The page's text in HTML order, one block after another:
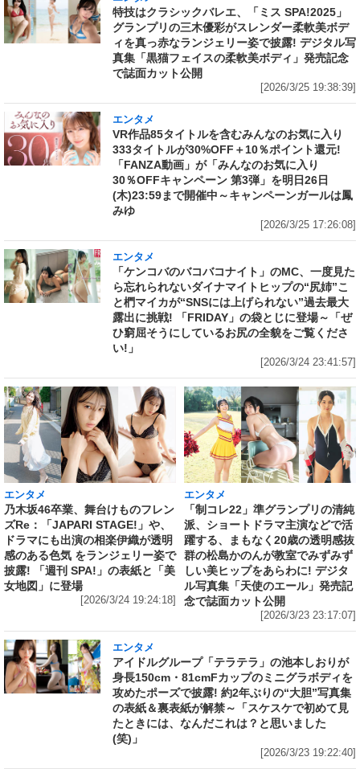
特技はクラシックバレエ、「ミス SPA!2025」
グランプリの三木優彩がスレンダー柔軟美ボデ
ィを真っ赤なランジェリー姿で披露! デジタル写
真集「黒猫フェイスの柔軟美ボディ」発売記念
で誌面カット公開
[2026/3/25 19:38:39]
エンタメ
VR作品85タイトルを含むみんなのお気に入り
333タイトルが30%OFF＋10％ポイント還元!
「FANZA動画」が「みんなのお気に入り
30％OFFキャンペーン 第3弾」を明日26日
(木)23:59まで開催中～キャンペーンガールは鳳
みゆ
[2026/3/25 17:26:08]
エンタメ
「ケンコバのバコバコナイト」のMC、一度見た
ら忘れられないダイナマイトヒップの“尻姉”こ
と椚マイカが“SNSには上げられない”過去最大
露出に挑戦! 「FRIDAY」の袋とじに登場～「ぜ
ひ窮屈そうにしているお尻の全貌をご覧くださ
い!」
[2026/3/24 23:41:57]
エンタメ
乃木坂46卒業、舞台けものフレン
ズRe：「JAPARI STAGE!」や、
ドラマにも出演の相楽伊織が透明
感のある色気 をランジェリー姿で
披露! 「週刊 SPA!」の表紙と「美
女地図」に登場
[2026/3/24 19:24:18]
エンタメ
「制コレ22」準グランプリの清純
派、ショートドラマ主演などで活
躍する、まもなく20歳の透明感抜
群の松島かのんが教室でみずみず
しい美ヒップをあらわに! デジタ
ル写真集「天使のエール」発売記
念で誌面カット公開
[2026/3/23 23:17:07]
エンタメ
アイドルグループ「テラテラ」の池本しおりが
身長150cm・81cmFカップのミニグラボディを
攻めたポーズで披露! 約2年ぶりの“大胆”写真集
の表紙＆裏表紙が解禁～「スケスケで初めて見
たときには、なんだこれは？と思いました
(笑)」
[2026/3/23 19:22:40]